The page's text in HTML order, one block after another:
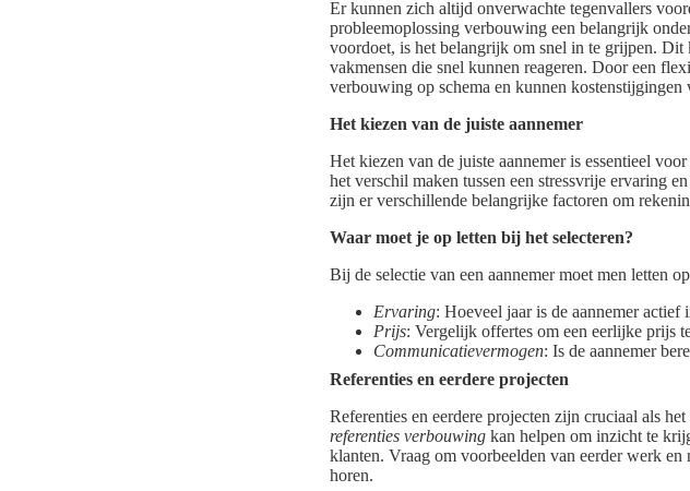
Er kunnen zich altijd onverwachte tegenvallers
probleemoplossing verbouwing een belangrijk
voordoet, is het belangrijk om snel in te grijpen. Dit
vakmensen die snel kunnen reageren. Door een
verbouwing op schema en kunnen
Het kiezen van de juiste aannemer
Het kiezen van de juiste aannemer is essentieel
het verschil maken tussen een stressvrije ervaring
zijn er verschillende belangrijke factoren om
Waar moet je op letten bij het selecteren?
Bij de selectie van een aannemer moet men letten
Ervaring: Hoeveel jaar is de aannemer actief
Prijs: Vergelijk offertes om een eerlijke prijs
Communicatievermogen: Is de aannemer
Referenties en eerdere projecten
Referenties en eerdere projecten zijn cruciaal als
referenties verbouwing kan helpen om inzicht te
klanten. Vraag om voorbeelden van eerder werk
horen.